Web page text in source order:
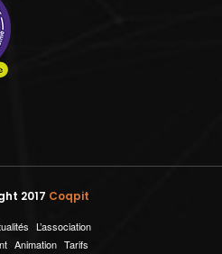
2017 Coqpit
L’association
Animation Tarifs